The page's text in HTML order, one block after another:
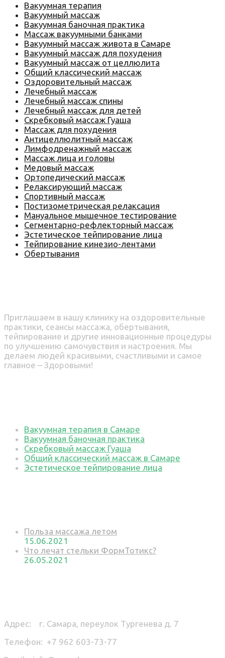
Вакуумная терапия
Вакуумный массаж
Вакуумная баночная практика
Массаж вакуумными банками
Вакуумный массаж живота в Самаре
Вакуумный массаж для похудения
Вакуумный массаж от целлюлита
Общий классический массаж
Оздоровительный массаж
Лечебный массаж
Лечебный массаж спины
Лечебный массаж для детей
Скребковый массаж Гуаша
Массаж для похудения
Антицеллюлитный массаж
Лимфодренажный массаж
Массаж лица и головы
Медовый массаж
Ортопедический массаж
Релаксирующий массаж
Спортивный массаж
Постизометрическая релаксация
Мануальное мышечное тестирование
Сегментарно-рефлекторный массаж
Эстетическое тейпирование лица
Тейпирование кинезио-лентами
Обертывания
Приглашаем в нашу клинику на оздоровительные
практики, сеансы массажа, обертывания,
тейпирование и другие инновационные процедуры
по улучшению самочувствия и настроения. Мы
делаем людей красивыми, счастливыми и самое
главное – Здоровыми!
Вакуумная терапия в Самаре
Вакуумная баночная практика
Скребковый массаж Гуаша
Общий классический массаж в Самаре
Эстетическое тейпирование лица
Польза массажа летом
15.06.2021
Что лечат стельки ФормТотикс?
26.05.2021
Адрес: г. Самара, переулок Тургенева д. 7
Телефон: +7 962 603-73-77